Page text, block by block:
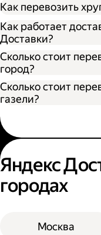
Как перевозить
Как работает
Доставки?
Сколько стоит
город?
Сколько стоит
газели?
Яндекс
городах
Москва